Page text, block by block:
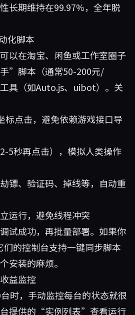
长期维持在99.97%，全年脱
化脚本
以在淘宝、闲鱼或工作室圈子
”脚本（通常50-200元/
具（如Auto.js、uibot）。关
标点击，避免依赖游戏接口导
5秒再点击），模拟人类操作
镖、验证码、掉线等，自动重
运行，避免线程冲突
试成功，再批量部署。如果你
们的控制台支持一键同步脚本
安装的麻烦。
益监控
时，手动监控每台的状态就很
提供的“实例列表”查看运行